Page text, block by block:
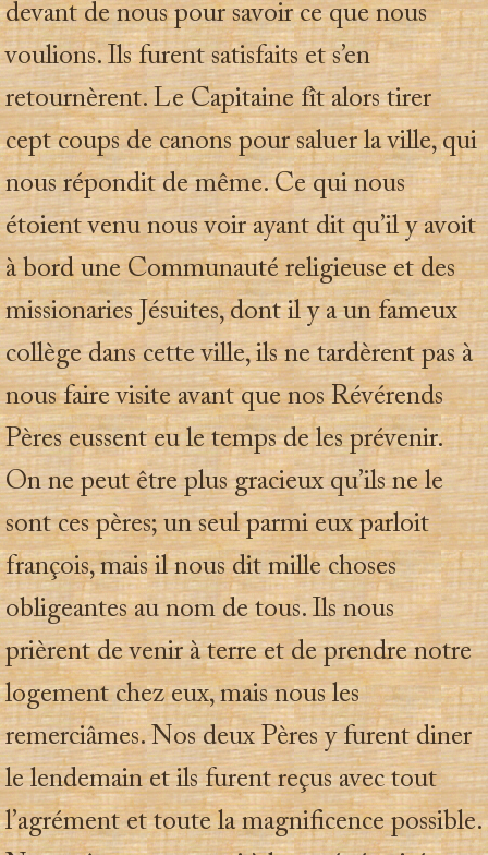
devant de nous pour savoir ce que nous
voulions. Ils furent satisfaits et s’en
retournèrent. Le Capitaine fît alors tirer
cept coups de canons pour saluer la ville, qui
nous répondit de même. Ce qui nous
étoient venu nous voir ayant dit qu’il y avoit
à bord une Communauté religieuse et des
missionaries Jésuites, dont il y a un fameux
collège dans cette ville, ils ne tardèrent pas à
nous faire visite avant que nos Révérends
Pères eussent eu le temps de les prévenir.
On ne peut être plus gracieux qu’ils ne le
sont ces pères; un seul parmi eux parloit
françois, mais il nous dit mille choses
obligeantes au nom de tous. Ils nous
prièrent de venir à terre et de prendre notre
logement chez eux, mais nous les
remerciâmes. Nos deux Pères y furent diner
le lendemain et ils furent reçus avec tout
l’agrément et toute la magnificence possible.